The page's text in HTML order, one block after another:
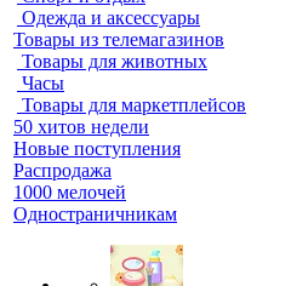
Одежда и аксессуары
Товары из телемагазинов
Товары для животных
Часы
Товары для маркетплейсов
50 хитов недели
Новые поступления
Распродажа
1000 мелочей
Одностраничникам